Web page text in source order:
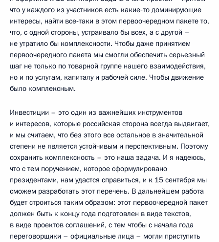
что у каждого из участников есть какие‑то доминирующие
интересы, найти все‑таки в этом первоочередном пакете то,
что, с одной стороны, устраивало бы всех, а с другой –
не утратило бы комплексности. Чтобы даже принятием
первоочередного пакета мы смогли обеспечить серьезный
шаг не только по товарной группе нашего взаимодействия,
но и по услугам, капиталу и рабочей силе. Чтобы движение
было комплексным.
Инвестиции – это один из важнейших инструментов
и интересов, которые российская сторона всегда выдвигает,
и мы считаем, что без этого все остальное в значительной
степени не является устойчивым и перспективным. Поэтому
сохранить комплексность – это наша задача. И я надеюсь,
что с тем поручением, которое сформулировано
президентами, нам удастся справиться, и к 15 сентября мы
сможем разработать этот перечень. В дальнейшем работа
будет строиться таким образом: этот первоочередной пакет
должен быть к концу года подготовлен в виде текстов,
в виде проектов соглашений, с тем чтобы с начала года
переговорщики – официальные лица – могли приступить